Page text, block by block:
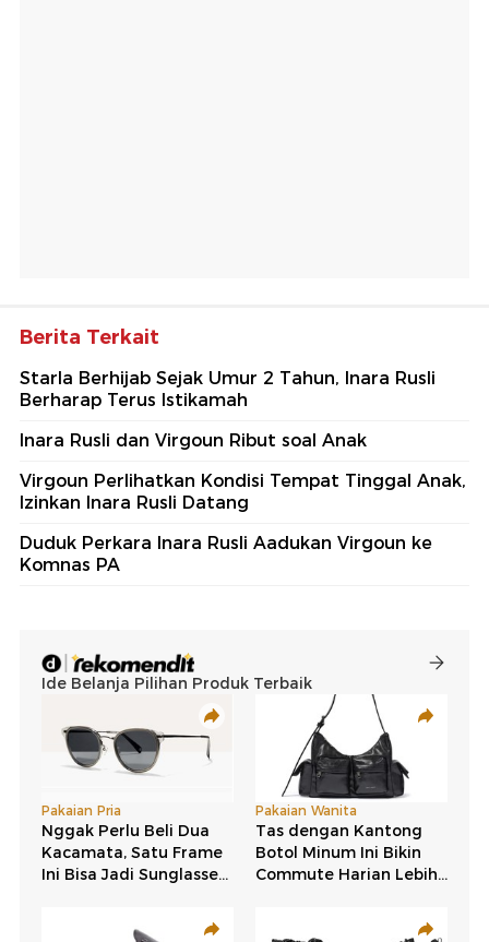
Berita Terkait
Starla Berhijab Sejak Umur 2 Tahun, Inara Rusli
Berharap Terus Istikamah
Inara Rusli dan Virgoun Ribut soal Anak
Virgoun Perlihatkan Kondisi Tempat Tinggal Anak,
Izinkan Inara Rusli Datang
Duduk Perkara Inara Rusli Aadukan Virgoun ke
Komnas PA